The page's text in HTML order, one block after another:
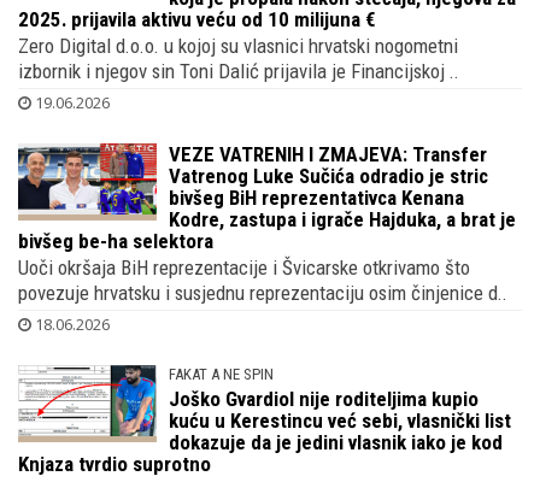
DOKUMENT DOKAZUJE
Tvrtka Zlatka Dalića uz golemu kamatu
posudila novac firmi s kapitalom od 1 €
Zero Digital d.o.o. u kojoj su vlasnici hrvatski nogometni
izbornik i njegov sin Toni Dalić prijavila je Financijskoj ..
19.06.2026
VEZE VATRENIH I ZMAJEVA: Transfer
Vatrenog Luke Sučića odradio je stric
bivšeg BiH reprezentativca Kenana
Uoči okršaja BiH reprezentacije i Švicarske otkrivamo što
povezuje hrvatsku i susjednu reprezentaciju osim činjenice d..
18.06.2026
FAKAT A NE SPIN